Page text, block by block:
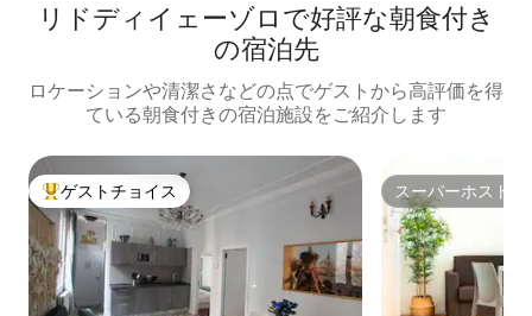
リドディイェーゾロで好評な朝食付き
の宿泊先
ロケーションや清潔さなどの点でゲストから高評価を得
ている朝食付きの宿泊施設をご紹介します
大好評のゲストチョイスです。
ゲストチョイス スーパーホスト
スーパーホスト